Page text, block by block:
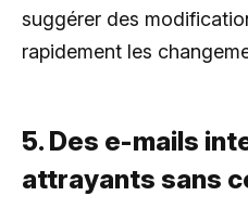
suggérer des
rapidement les
5. Des e-mails
attrayants sans